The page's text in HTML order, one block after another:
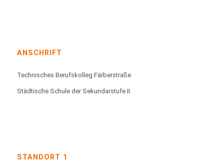
ANSCHRIFT
Technisches Berufskolleg Färberstraße
Städtische Schule der Sekundarstufe II
STANDORT 1